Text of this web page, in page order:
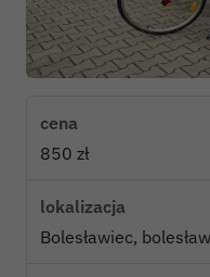
cena
850 zł
lokalizacja
Bolesławiec,